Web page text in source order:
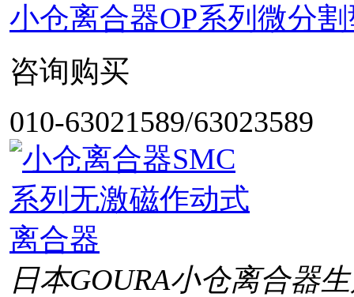
小仓离合器OP系列微分
咨询购买
010-63021589/63023589
日本GOURA小仓离合器